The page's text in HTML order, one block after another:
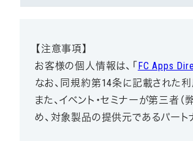
【注意事項】
お客様の個人情報は、「FC Apps
なお、同規約第14条に記載された
また、イベント・セミナーが第三
め、対象製品の提供元であるパート